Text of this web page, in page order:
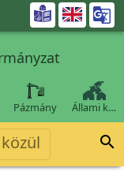

Pázmány Állami k…
